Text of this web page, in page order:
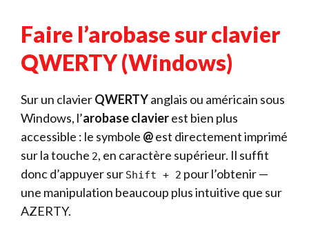
Faire l’arobase sur clavier
QWERTY (Windows)
Sur un clavierQWERTYanglais ou américain sous
Windows, l’arobase clavierest bien plus
accessible : le symbole @est directement imprimé
sur la touche 2, en caractère supérieur. Il suffit
donc d’appuyer sur Shift + 2 pour l’obtenir —
une manipulation beaucoup plus intuitive que sur
AZERTY.